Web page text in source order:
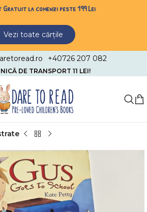
la comenzi peste 199 Lei
Vezi toate cărțile
+40726 207 082
DE TRANSPORT 11 LEI!